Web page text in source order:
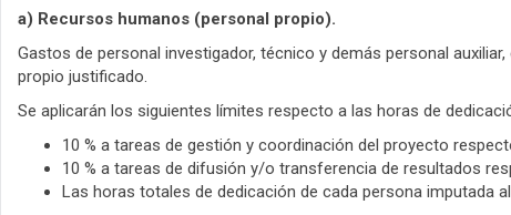
a) Recursos humanos (personal propio).
Gastos de personal investigador, técnico y demás personal
propio justificado.
Se aplicarán los siguientes límites respecto a las horas de
10 % a tareas de gestión y coordinación del proyecto
10 % a tareas de difusión y/o transferencia de resultados
Las horas totales de dedicación de cada persona imputada